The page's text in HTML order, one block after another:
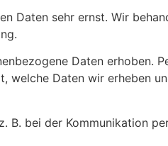
Daten sehr ernst. Wir
Daten
welche Daten wir erheben
bei der Kommu­ni­ka­tion